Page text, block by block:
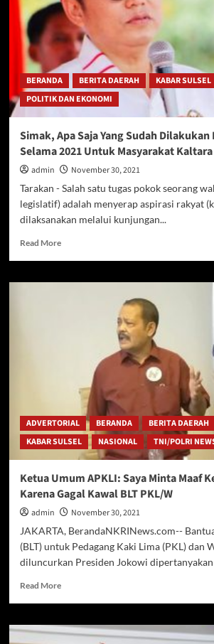
BERANDA BERITA DAERAH
KABAR SULSEL
POLITIK DAN EKONOMI
Simak, Apa Saja Yang Sudah
Selama 2021 Untuk Masyarakat Kaltara
admin
November 30, 2021
Tarakan - Salah satu tugas pokok seorang
legislatif) adalah menyerap aspirasi rakyat
dilaksanakan melalui kunjungan...
Read MoreRead
Simak,
Selama
Untuk
Masyarakat
Kaltara
ADVERTORIAL BERANDA BERITA DAERAH
KABAR SULSEL
NASIONAL TNI/POLRI
Ketua Umum APKLI: Saya Minta Maaf
Karena Gagal Kawal BLT PKL/W
admin
November 30, 2021
JAKARTA, BerandaNKRINews.com--
(BLT) untuk Pedagang Kaki Lima (PKL) dan
diluncurkan Presiden Jokowi dipertanyakan
Read MoreRead
Ketua
Umum